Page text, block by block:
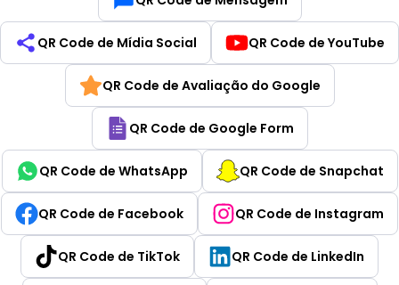
QR Code de Mídia Social QR Code de YouTube
QR Code de Avaliação do Google
QR Code de Google Form
QR Code de WhatsApp QR Code de Snapchat
QR Code de Facebook QR Code de Instagram
QR Code de TikTok QR Code de LinkedIn